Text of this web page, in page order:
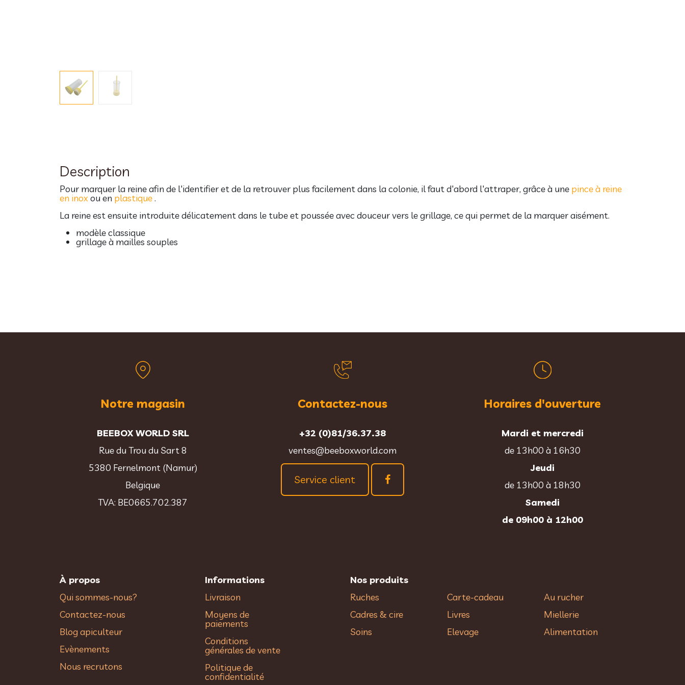
Description
Pour marquer la reine afin de l'identifier et de la retrouver plus facilement dans la colonie, il faut d'abord l'attraper, grâce à une pince à reine
en inox ou en plastique.
La reine est ensuite introduite délicatement dans le tube et poussée avec douceur vers le grillage, ce qui permet de la marquer aisément.
modèle classique
grillage à mailles souples
Notre magasin
BEEBOX WORLD SRL
Rue du Trou du Sart 8
5380 Fernelmont (Namur)
Belgique
TVA: BE0665.702.387
Contactez-nous
+32 (0)81/36.37.38
ventes@beeboxworld.com
Service client
Horaires d'ouverture
Mardi et mercredi
de 13h00 à 16h30
Jeudi
de 13h00 à 18h30
Samedi
de 09h00 à 12h00
À propos
Qui sommes-nous?
Contactez-nous
Blog apiculteur
Evènements
Nous recrutons
Informations
Livraison
Moyens de
paiements
Conditions
générales de vente
Politique de
confidentialité
Nos produits
Ruches
Cadres & cire
Soins
Carte-cadeau
Livres
Elevage
Au rucher​
Miellerie
Alimentation